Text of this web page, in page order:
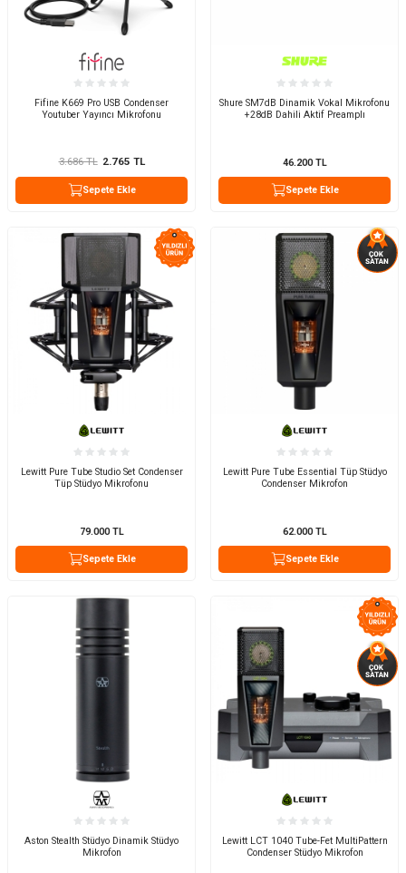
Fifine K669 Pro USB Condenser
Youtuber Yayıncı Mikrofonu
3.686TL 2.765 TL
Sepete Ekle
Shure SM7dB Dinamik Vokal Mikrofonu
+28dB Dahili Aktif Preamplı
46.200TL
Sepete Ekle
Lewitt Pure Tube Studio Set Condenser
Tüp Stüdyo Mikrofonu
79.000TL
Sepete Ekle
Lewitt Pure Tube Essential Tüp Stüdyo
Condenser Mikrofon
62.000TL
Sepete Ekle
Aston Stealth Stüdyo Dinamik Stüdyo
Mikrofon
Lewitt LCT 1040 Tube-Fet MultiPattern
Condenser Stüdyo Mikrofon